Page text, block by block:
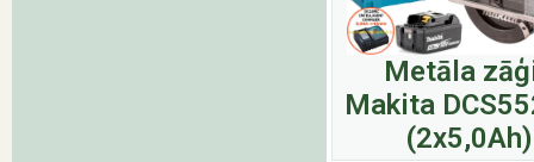
Metāla
Makita
(2x5,0Ah)